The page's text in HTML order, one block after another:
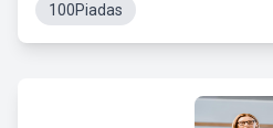
100Piadas